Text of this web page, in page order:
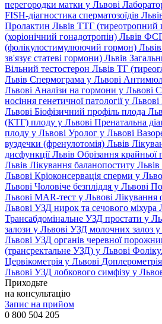
перегородки матки у Львові
FISH-діагностика сперматозоїдів
Пролактин Львів ТТГ (тиреотропний
(хоріонічний гонадотропін) Львів
(фолікулостимулюючий гормон) Львів
зв'язує статеві гормони) Львів
Вільний тестостерон Львів ТГ
Львів Спермограма у Львові
Львові Аналізи на гормони у Львові
носіння генетичної патології у Львові
Львові Біофізичний профіль плода
(КТГ) плоду у Львові Пренатальна
плоду у Львові Уролог у Львові
вуздечки (френулотомія) Львів
дисфункції Львів Обрізання крайньої
Львів Лікування баланопоститу Львів
Львові Кріоконсервація сперми у
Львові Чоловіче безпліддя у Львові
Львові MAR-тест у Львові Лікування
Львові УЗД нирок та сечового міхура
Трансабдомінальне УЗД простати у
залози у Львові УЗД молочних залоз у
Львові УЗД органів черевної
(трансректальне УЗД) у Львові
Цервікометрія у Львові
Львові УЗД лобкового симфізу у
Приходьте
на консультацію
Запис на прийом
0 800 504 205